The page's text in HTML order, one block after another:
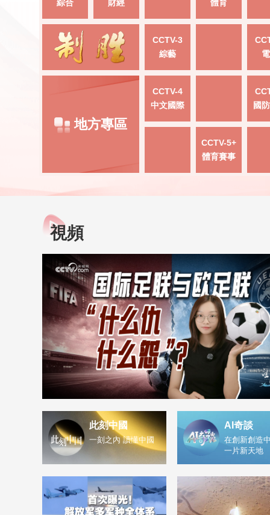
綜合 財經 體育
CCTV-3
綜藝
地方專區
CCTV-4
中文國際
國
CCTV-5+
體育賽事
視頻
此刻中國
一刻之內 讀懂中國
AI奇談
在創新創造
一片新天地